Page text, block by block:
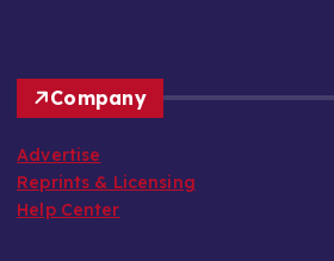
Company
Advertise
Reprints & Licensing
Help Center